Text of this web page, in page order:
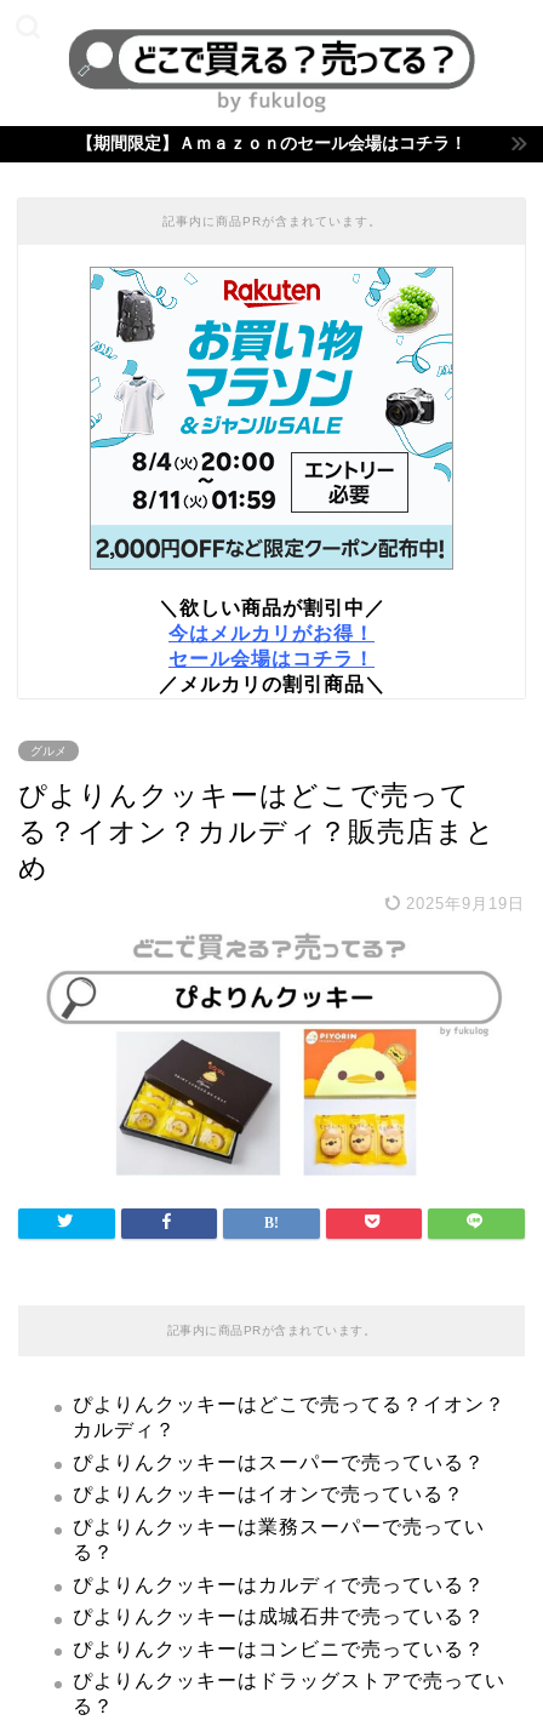
【期間限定】Ａｍａｚｏｎのセール会場はコチラ！
記事内に商品PRが含まれています。
＼欲しい商品が割引中／
今はメルカリがお得！
セール会場はコチラ！
／メルカリの割引商品＼
グルメ
ぴよりんクッキーはどこで売って
る？イオン？カルディ？販売店まと
め
2025年9月19日
記事内に商品PRが含まれています。
ぴよりんクッキーはどこで売ってる？イオン？
カルディ？
ぴよりんクッキーはスーパーで売っている？
ぴよりんクッキーはイオンで売っている？
ぴよりんクッキーは業務スーパーで売ってい
る？
ぴよりんクッキーはカルディで売っている？
ぴよりんクッキーは成城石井で売っている？
ぴよりんクッキーはコンビニで売っている？
ぴよりんクッキーはドラッグストアで売ってい
る？